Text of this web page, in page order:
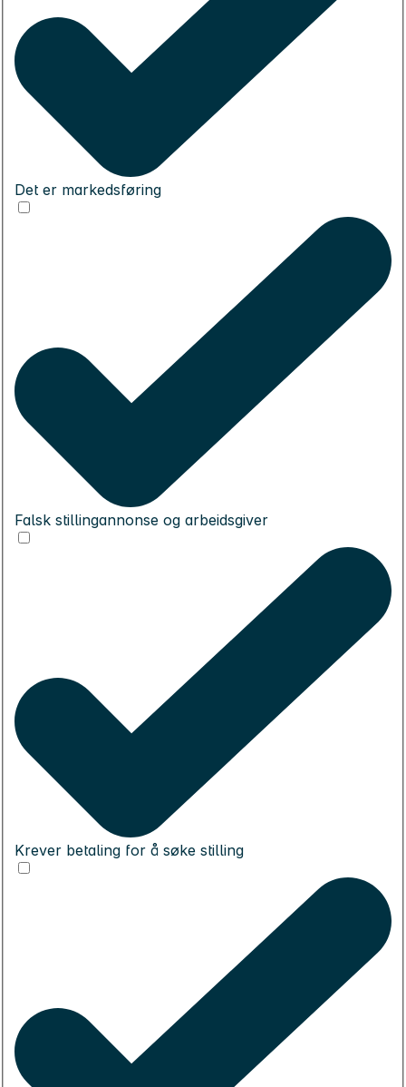
Det er markedsføring
Falsk stillingannonse og arbeidsgiver
Krever betaling for å søke stilling